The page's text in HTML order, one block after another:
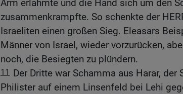
Arm erlahmte und die Hand sich um den
zusammenkrampfte. So schenkte der
Israeliten einen großen Sieg. Eleasars
Männer von Israel, wieder vorzurücken,
noch, die Besiegten zu plündern.
11
Der Dritte war Schamma aus Harar, der
Philister auf einem Linsenfeld bei Lehi